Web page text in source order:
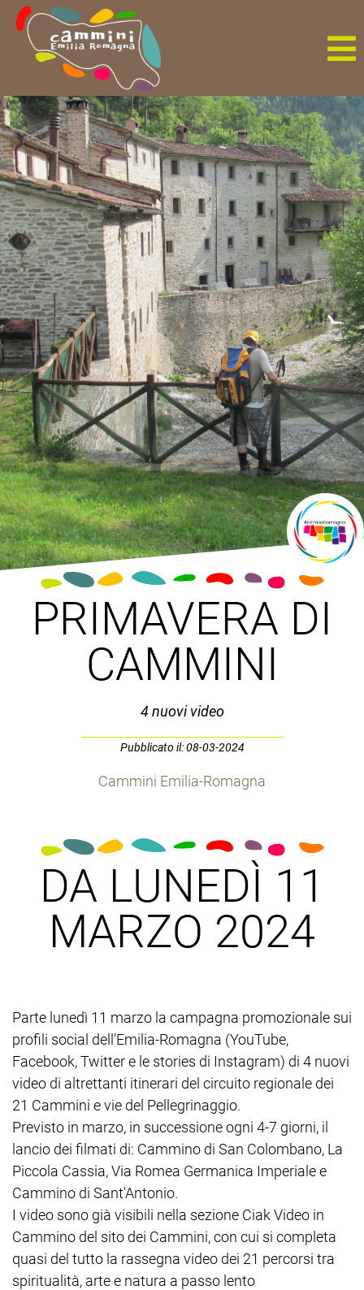
PRIMAVERA DI
CAMMINI
4 nuovi video
Pubblicato il: 08-03-2024
Cammini Emilia-Romagna
DA LUNEDÌ 11
MARZO 2024
Parte lunedì 11 marzo la campagna promozionale sui
profili social dell’Emilia-Romagna (YouTube,
Facebook, Twitter e le stories di Instagram) di 4 nuovi
video di altrettanti itinerari del circuito regionale dei
21 Cammini e vie del Pellegrinaggio.
Previsto in marzo, in successione ogni 4-7 giorni, il
lancio dei filmati di: Cammino di San Colombano, La
Piccola Cassia, Via Romea Germanica Imperiale e
Cammino di Sant'Antonio.
I video sono già visibili nella sezione Ciak Video in
Cammino del sito dei Cammini, con cui si completa
quasi del tutto la rassegna video dei 21 percorsi tra
spiritualità, arte e natura a passo lento